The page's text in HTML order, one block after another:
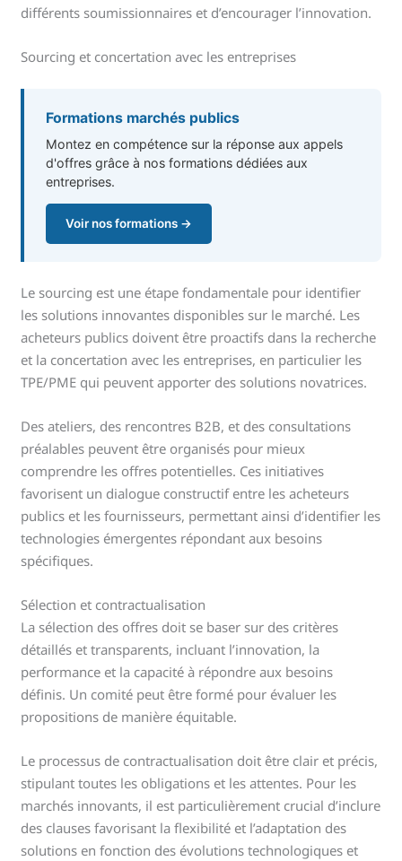
différents soumissionnaires et d’encourager l’innovation.
Sourcing et concertation avec les entreprises
Formations marchés publics
Montez en compétence sur la réponse aux appels
d'offres grâce à nos formations dédiées aux
entreprises.
Voir nos formations →
Le sourcing est une étape fondamentale pour identifier
les solutions innovantes disponibles sur le marché. Les
acheteurs publics doivent être proactifs dans la recherche
et la concertation avec les entreprises, en particulier les
TPE/PME qui peuvent apporter des solutions novatrices.
Des ateliers, des rencontres B2B, et des consultations
préalables peuvent être organisés pour mieux
comprendre les offres potentielles. Ces initiatives
favorisent un dialogue constructif entre les acheteurs
publics et les fournisseurs, permettant ainsi d’identifier les
technologies émergentes répondant aux besoins
spécifiques.
Sélection et contractualisation
La sélection des offres doit se baser sur des critères
détaillés et transparents, incluant l’innovation, la
performance et la capacité à répondre aux besoins
définis. Un comité peut être formé pour évaluer les
propositions de manière équitable.
Le processus de contractualisation doit être clair et précis,
stipulant toutes les obligations et les attentes. Pour les
marchés innovants, il est particulièrement crucial d’inclure
des clauses favorisant la flexibilité et l’adaptation des
solutions en fonction des évolutions technologiques et